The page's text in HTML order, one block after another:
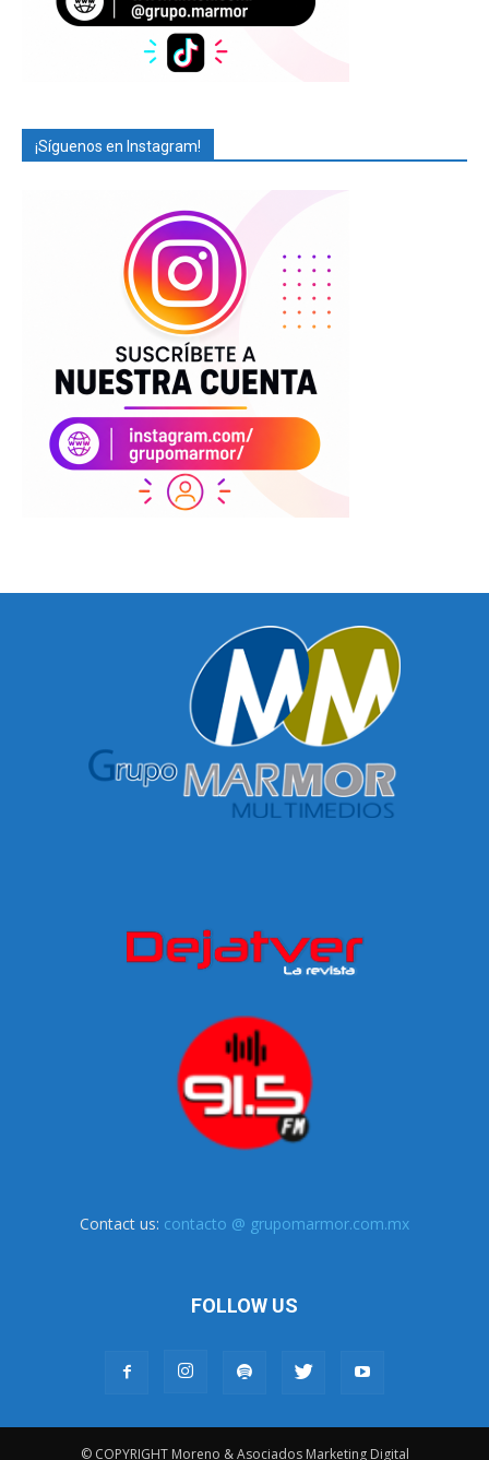
¡Síguenos en Instagram!
Contact us: contacto @ grupomarmor.com.mx
FOLLOW US
© COPYRIGHT Moreno & Asociados Marketing Digital